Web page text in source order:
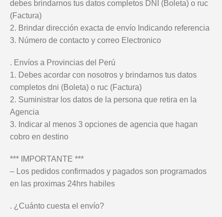
debes brindarnos tus datos completos DNI (Boleta) o ruc
(Factura)
2. Brindar dirección exacta de envío Indicando referencia
3. Número de contacto y correo Electronico
. Envíos a Provincias del Perú
1. Debes acordar con nosotros y brindarnos tus datos
completos dni (Boleta) o ruc (Factura)
2. Suministrar los datos de la persona que retira en la
Agencia
3. Indicar al menos 3 opciones de agencia que hagan
cobro en destino
*** IMPORTANTE ***
– Los pedidos confirmados y pagados son programados
en las proximas 24hrs habiles
. ¿Cuánto cuesta el envío?